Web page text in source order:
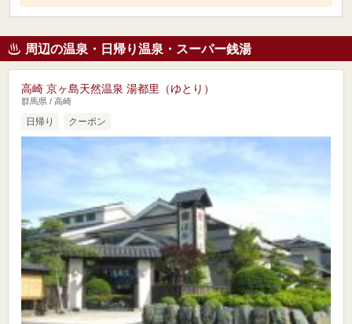
周辺の温泉・日帰り温泉・スーパー銭湯
高崎 京ヶ島天然温泉 湯都里（ゆとり）
群馬県 / 高崎
日帰り クーポン